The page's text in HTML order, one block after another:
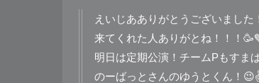
えいじあありがとうございました
来てくれた人ありがとね！！！
明日は定期公演！チームPもすま
のーばっとさんのゆうとくん！